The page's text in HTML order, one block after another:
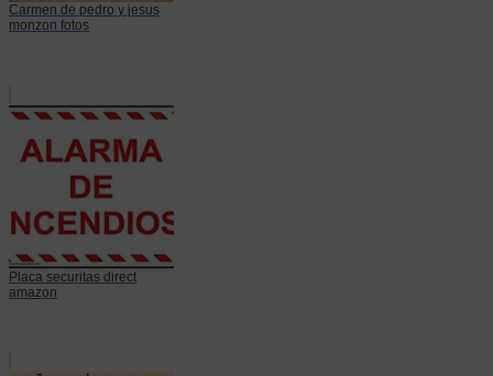
Carmen de pedro y jesus
monzon fotos
Placa securitas direct
amazon